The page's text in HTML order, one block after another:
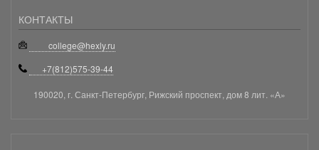
КОНТАКТЫ
college@hexly.ru
+7(812)575-39-44
190020, г. Санкт-Петербург, Рижский проспект, дом 8 лит. «А»